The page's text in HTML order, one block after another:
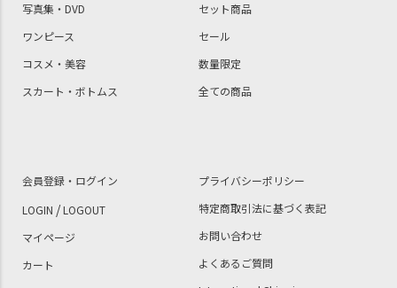
写真集・DVD
ワンピース
コスメ・美容
スカート・ボトムス
セット商品
セール
数量限定
全ての商品
会員登録・ログイン
LOGIN /LOGOUT
マイページ
カート
プライバシーポリシー
特定商取引法に基づく表記
お問い合わせ
よくあるご質問